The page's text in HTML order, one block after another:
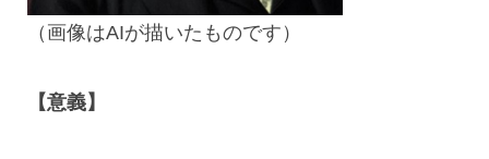
（画像はAIが描いたものです）
【意義】